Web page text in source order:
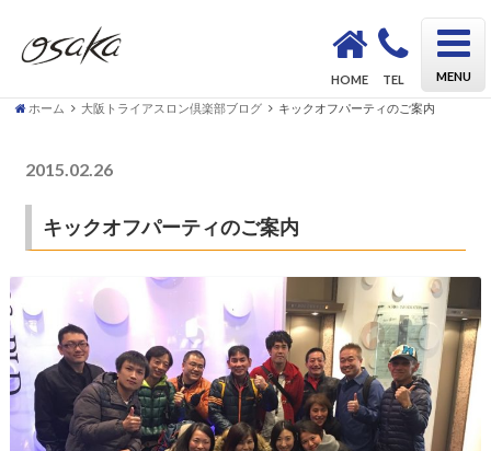
HOME TEL MENU
ホーム 大阪トライアスロン倶楽部ブログ キックオフパーティのご案内
2015.02.26
キックオフパーティのご案内